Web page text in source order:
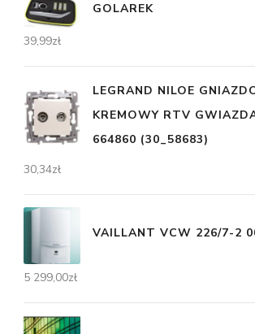
GOLAREK
39,99zł
LEGRAND NILOE
KREMOWY RTV
664860 (30_58683)
30,34zł
VAILLANT VCW 226/7-2
5 299,00zł